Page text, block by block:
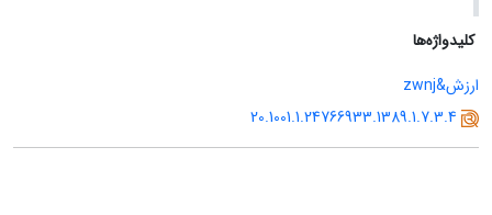
کلیدواژه‌ها
ارزش&zwnj
20.1001.1.24766933.1389.1.7.3.4